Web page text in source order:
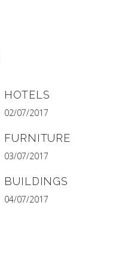
HOTELS
02/07/2017
FURNITURE
03/07/2017
BUILDINGS
04/07/2017